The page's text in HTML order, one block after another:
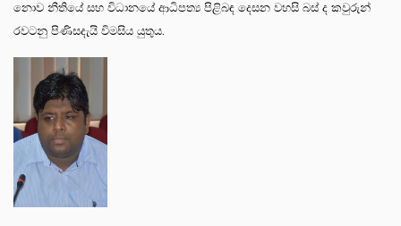
නොව නීතියේ සහ විධානයේ ආධිපත්‍ය පිළිබඳ දෙසන වහසි බස් ද කවුරුන්
රවටනු පිණිසදැයි විමසිය යුතුය.